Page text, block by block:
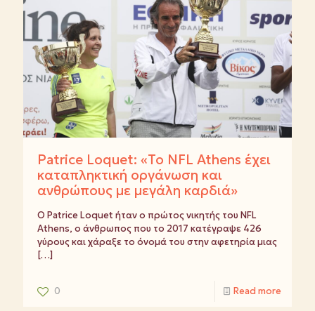
Patrice Loquet: «Το NFL Athens έχει
καταπληκτική οργάνωση και
ανθρώπους με μεγάλη καρδιά»
Ο Patrice Loquet ήταν ο πρώτος νικητής του NFL
Athens, ο άνθρωπος που το 2017 κατέγραψε 426
γύρους και χάραξε το όνομά του στην αφετηρία μιας
[…]
0 Read more